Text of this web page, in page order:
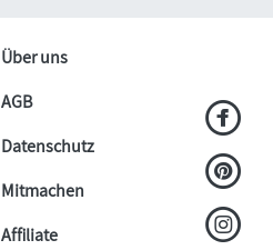
Über uns
AGB
Datenschutz
Mitmachen
Affiliate